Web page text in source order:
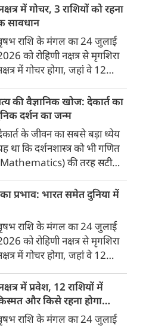
में गोचर, 3 राशियों को रहना
सावधान
राशि के मंगल का 24 जुलाई
को रोहिणी नक्षत्र से मृगशिरा
में गोचर होगा, जहां वे 12
के चलते 3 राशि के लोगों
12 अगस्त तक रहना होगा
चलिए जानते हैं कि किन
3 राशियों को रहना होगा
की वैज्ञानिक खोज: देकार्त का
दर्शन का जन्म
के जीवन का सबसे बड़ा ध्येय
था कि दर्शनशास्त्र को भी गणित
की तरह सटीक,
वे एक ऐसा सार्वभौमिक सत्य
खोजना चाहते थे, जिस पर कोई भी
प्रश्नचिह्न न लगा सके। इसी विचार ने
(Rationalism) की नींव
आइए, देकार्त के इस अद्भुत
दार्शनिक चिंतन के 4 प्रमुख स्तंभों को
से समझते हैं।
प्रभाव: भारत समेत दुनिया में
राशि के मंगल का 24 जुलाई
को रोहिणी नक्षत्र से मृगशिरा
में गोचर होगा, जहां वे 12
एक बड़ा हलचल भरा मोड़ आ चुका
बुध ग्रह अपनी ही प्रिय राशि मिथुन
में सीधे (मार्गी) चलने लगे हैं। अब जब
में प्रवेश, 12 राशियों में
और किसे रहना होगा
राशि के मंगल का 24 जुलाई